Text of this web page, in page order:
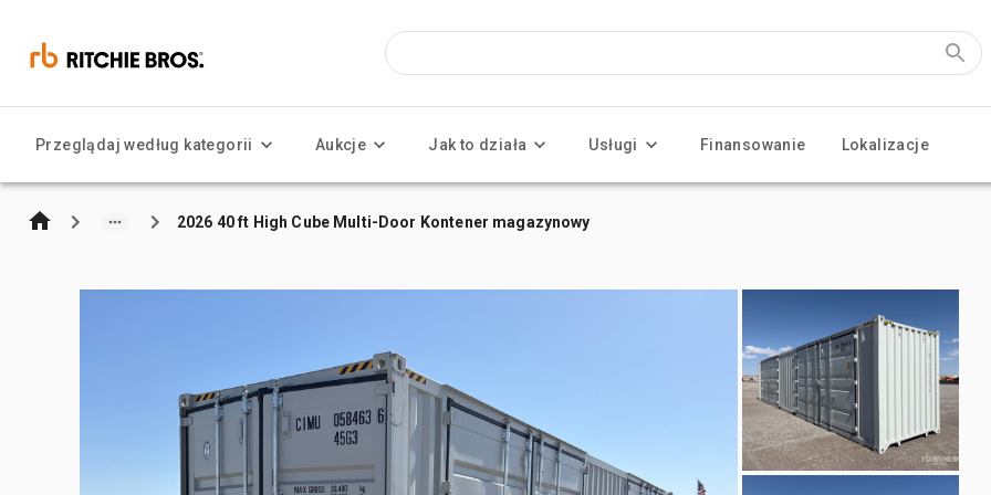
Przeglądaj według kategorii Aukcje Jak to działa Usługi Finansowanie Lokalizacje
2026 40 ft High Cube Multi-Door Kontener magazynowy